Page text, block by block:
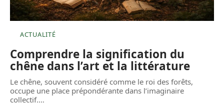
ACTUALITÉ
Comprendre la signification du
chêne dans l’art et la littérature
Le chêne, souvent considéré comme le roi des forêts,
occupe une place prépondérante dans l’imaginaire
collectif.…